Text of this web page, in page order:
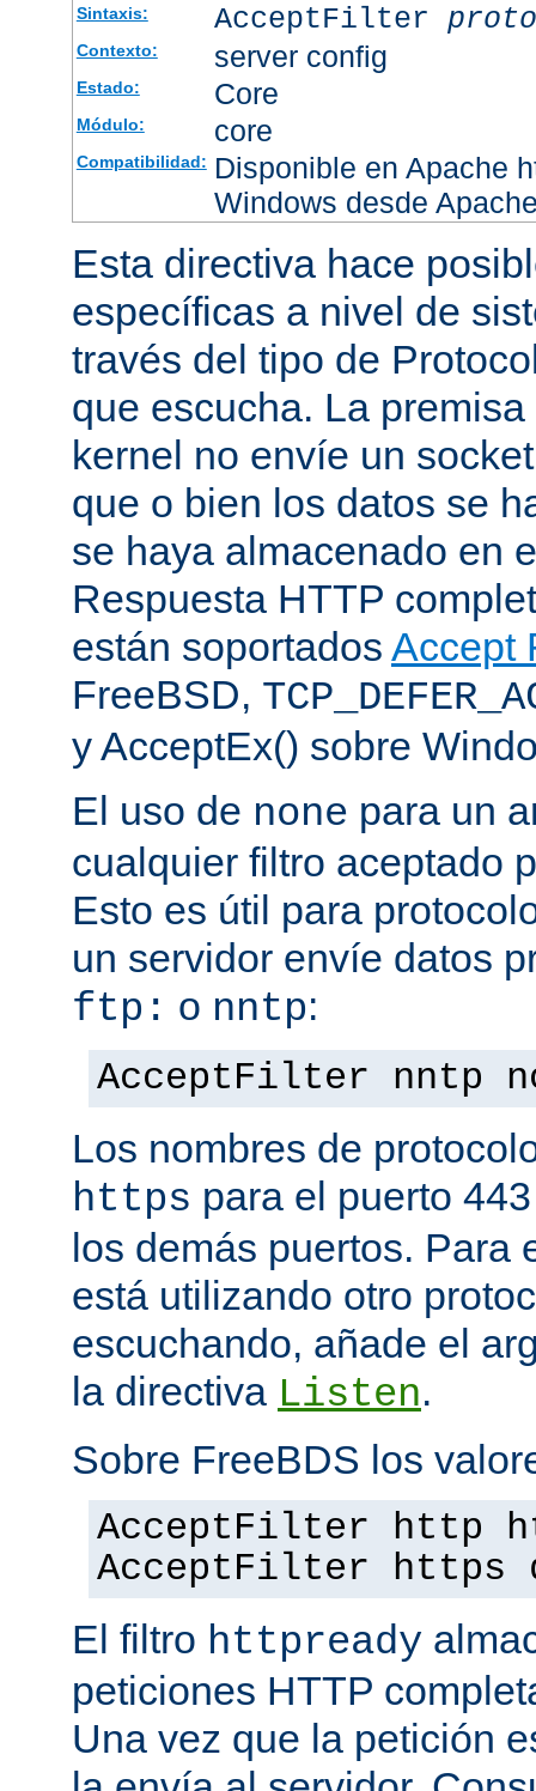
Sintaxis: AcceptFilter
Contexto: server config
Estado: Core
Módulo: core
Compatibilidad: Disponible en Apache
Windows desde
Esta directiva hace
específicas a nivel de
través del tipo de
que escucha. La
kernel no envíe un
que o bien los datos se
se haya almacenado en
Respuesta HTTP
están soportados Accept
FreeBSD,
y AcceptEx() sobre
El uso de none para un
cualquier filtro aceptado
Esto es útil para
un servidor envíe datos
ftp: o nntp:
AcceptFilter nntp
Los nombres de
https para el puerto
los demás puertos. Para
está utilizando otro
escuchando, añade el
la directiva Listen.
Sobre FreeBDS los
AcceptFilter http
AcceptFilter https
El filtro httpready
peticiones HTTP
Una vez que la petición